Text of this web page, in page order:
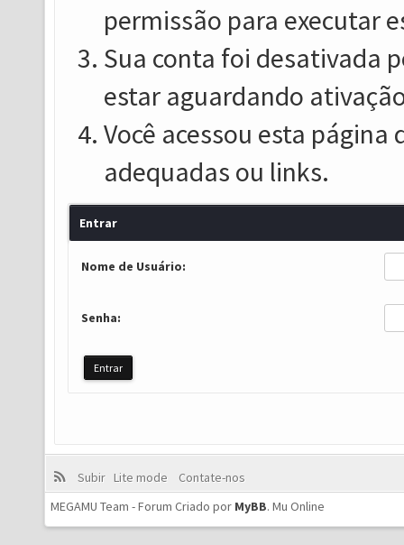
permissão para executar
Sua conta foi desativada
estar aguardando
Você acessou esta
adequadas ou links.
Entrar
Nome de Usuário:
Senha:
Subir Lite mode
Contate-nos
MEGAMU Team - Forum Criado por MyBB. Mu Online